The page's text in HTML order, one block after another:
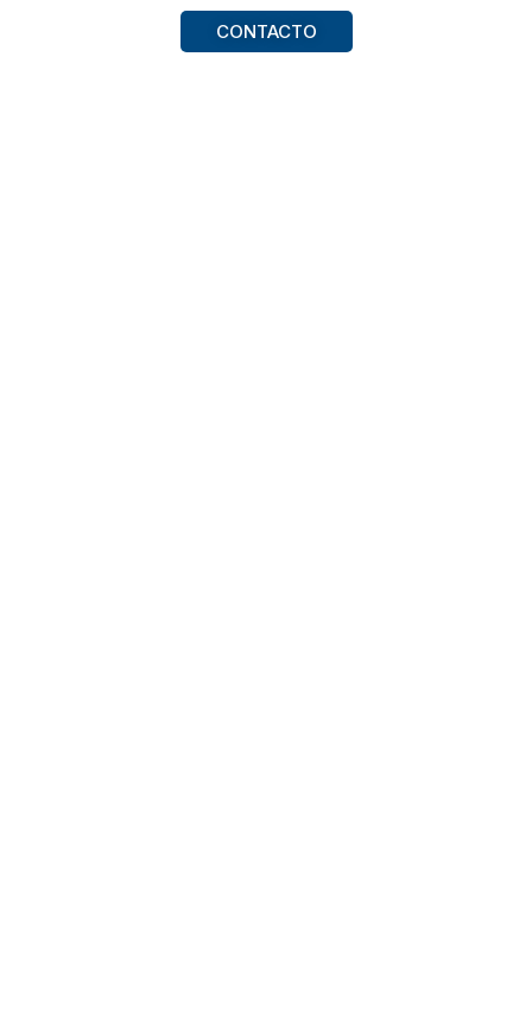
CONTACTO